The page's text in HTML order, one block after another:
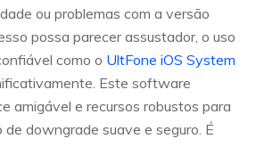
ou problemas com a versão
possa parecer assustador, o uso
como o UltFone iOS System
Este software
amigável e recursos robustos para
de downgrade suave e seguro. É